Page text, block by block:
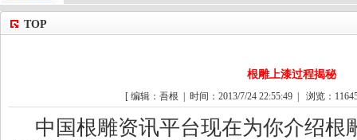
TOP
根雕上漆过程揭秘
[ 编辑：吾根 | 时间：2013/7/24 22:55:49 | 浏览：
中国根雕资讯平台现在为你介绍根